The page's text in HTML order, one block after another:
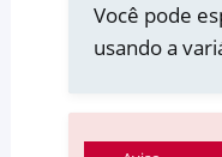
Você pode
usando a